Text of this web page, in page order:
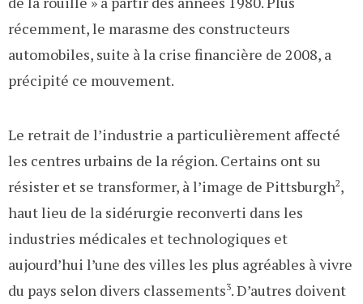
récemment, le marasme des constructeurs
automobiles, suite à la crise financière de 2008, a
précipité ce mouvement.
Le retrait de l’industrie a particulièrement affecté
les centres urbains de la région. Certains ont su
résister et se transformer, à l’image de Pittsburgh2,
haut lieu de la sidérurgie reconverti dans les
industries médicales et technologiques et
aujourd’hui l’une des villes les plus agréables à vivre
du pays selon divers classements3. D’autres doivent